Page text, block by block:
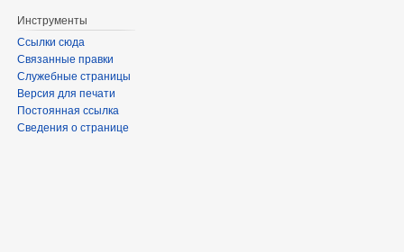
Инструменты
Ссылки сюда
Связанные правки
Служебные страницы
Версия для печати
Постоянная ссылка
Сведения о странице